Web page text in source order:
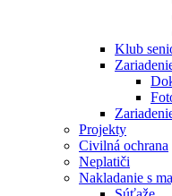
Klub
Projekty
Civilná ochrana
Neplatiči
Nakladanie s